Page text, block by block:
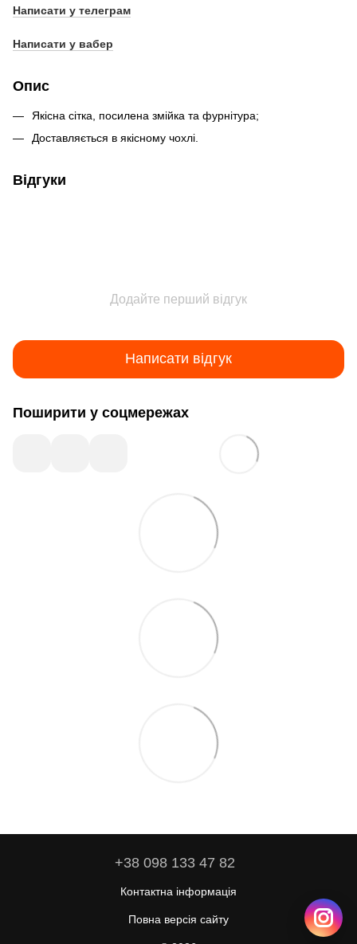
Написати у телеграм
Написати у вабер
Опис
Якісна сітка, посилена змійка та фурнітура;
Доставляється в якісному чохлі.
Відгуки
Додайте перший відгук
Написати відгук
Поширити у соцмережах
+38 098 133 47 82
Контактна інформація
Повна версія сайту